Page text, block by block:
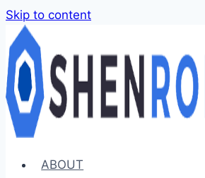
Skip to content
ABOUT